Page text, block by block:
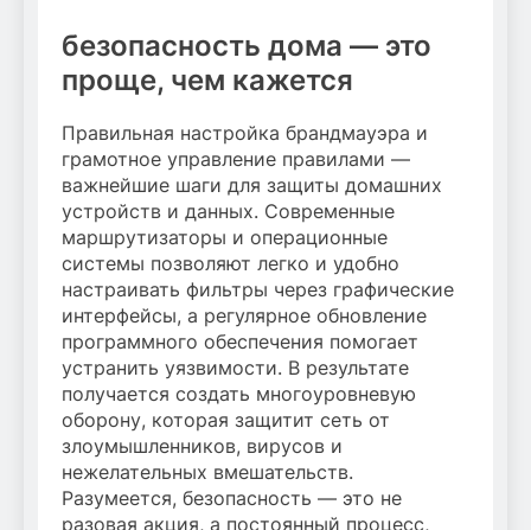
безопасность дома — это
проще, чем кажется
Правильная настройка брандмауэра и
грамотное управление правилами —
важнейшие шаги для защиты домашних
устройств и данных. Современные
маршрутизаторы и операционные
системы позволяют легко и удобно
настраивать фильтры через графические
интерфейсы, а регулярное обновление
программного обеспечения помогает
устранить уязвимости. В результате
получается создать многоуровневую
оборону, которая защитит сеть от
злоумышленников, вирусов и
нежелательных вмешательств.
Разумеется, безопасность — это не
разовая акция, а постоянный процесс,